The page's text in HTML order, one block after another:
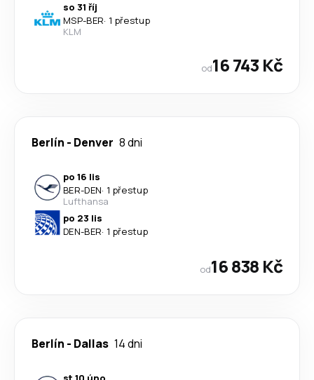
so 31 říj
MSP-BER· 1 přestup
KLM
od16 743 Kč
Berlín - Denver 8 dni
po 16 lis
BER-DEN· 1 přestup
Lufthansa
po 23 lis
DEN-BER· 1 přestup
od16 838 Kč
Berlín - Dallas 14 dni